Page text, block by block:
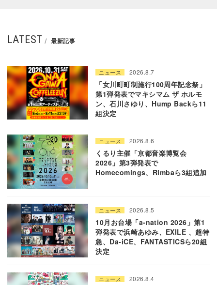
LATEST 最新記事
ニュース 2026.8.7
「女川町町制施行100周年記念祭」
第1弾発表でマキシマム ザ ホルモ
ン、石川さゆり、Hump Backら11
組決定
ニュース 2026.8.6
くるり主催「京都音楽博覧会
2026」第3弾発表で
Homecomings、Rimbaら3組追加
ニュース 2026.8.5
10月お台場「a-nation 2026」第1
弾発表で浜崎あゆみ、EXILE 、超特
急、Da-iCE、FANTASTICSら20組
決定
ニュース 2026.8.4